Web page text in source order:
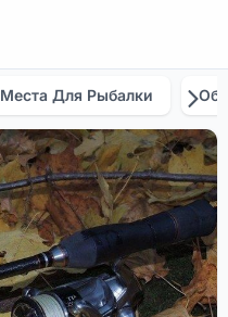
Места Для Рыбалки